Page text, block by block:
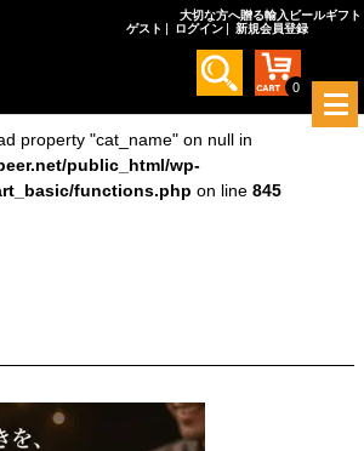
public_html/wp-
functions.php
on line 845
property "cat_name" on null in
public_html/wp-
functions.php on line 845
大切な方へ贈る輸入ビールギフト
ゲスト
ログイン 新規会員登録
0
メ
ニ